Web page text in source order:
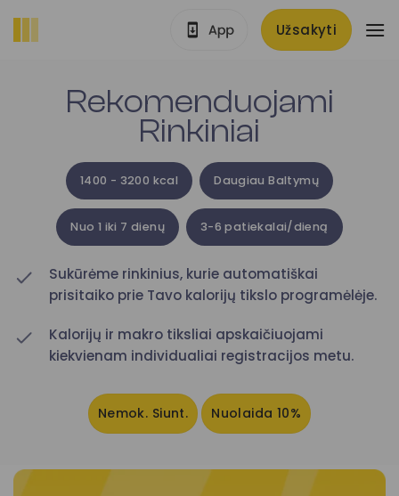
Užsakyti
Rekomenduojami
Rinkiniai
1400 - 3200 kcal Daugiau Baltymų
Nuo 1 iki 7 dienų 3-6 patiekalai/dieną
Sukūrėme rinkinius, kurie automatiškai
prisitaiko prie Tavo kalorijų tikslo programėlėje.
Kalorijų ir makro tiksliai apskaičiuojami
kiekvienam individualiai registracijos metu.
Nemok. Siunt. Nuolaida 10%